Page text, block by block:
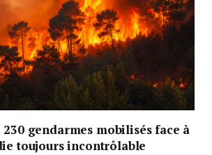
gendarmes mobilisés face à
toujours incontrôlable